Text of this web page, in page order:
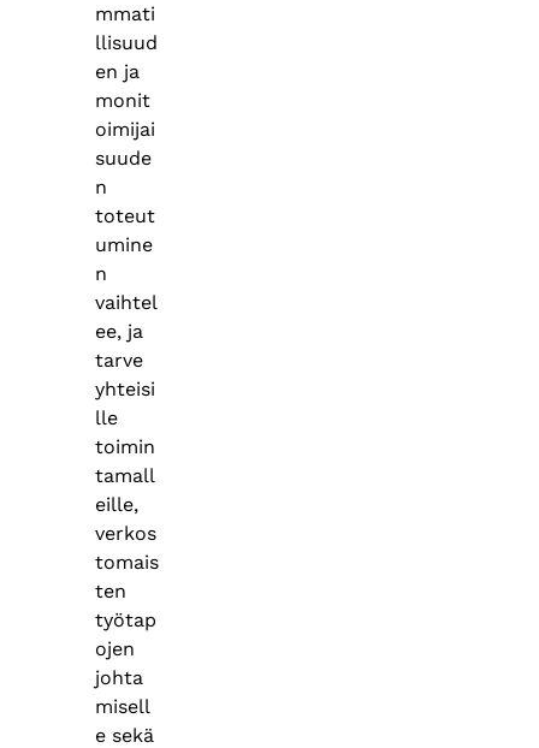
mmati
llisuud
en ja
monit
oimijai
suude
n
toteut
umine
n
vaihtel
ee, ja
tarve
yhteisi
lle
toimin
tamall
eille,
verkos
tomais
ten
työtap
ojen
johta
misell
e sekä